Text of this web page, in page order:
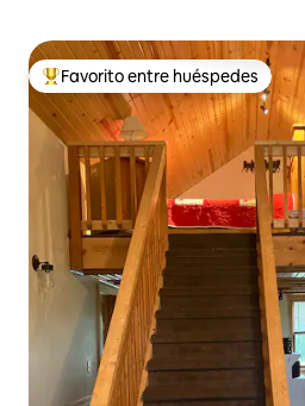
Favorito entre huéspedes preferido
Favorito entre huéspedes